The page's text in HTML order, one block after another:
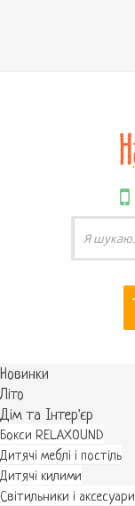
Новинки
Літо
Дім та Інтер'єр
Бокси RELAXOUND
Дитячі меблі і постіль
Дитячі килими
Світильники і аксесуари